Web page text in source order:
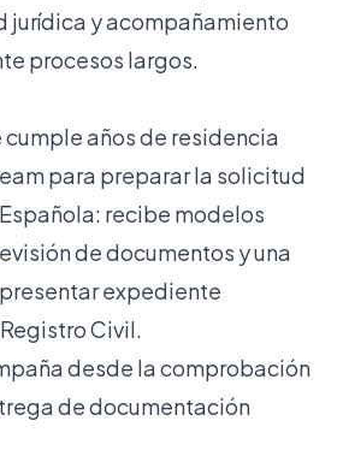
jurídica y acompañamiento
procesos largos.
cumple años de residencia
para preparar la solicitud
recibe modelos
de documentos y una
expediente
Civil.
desde la comprobación
de documentación